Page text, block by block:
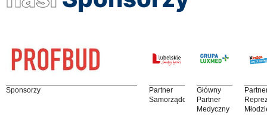
Sponsorzy
Partner
Samorządowy
Główny
Partner
Medyczny